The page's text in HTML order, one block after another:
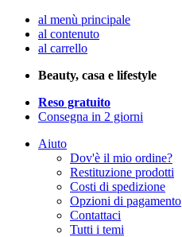
al menù principale
al contenuto
al carrello
Beauty, casa e lifestyle
Reso gratuito
Consegna in 2 giorni
Aiuto
Dov'è il mio ordine?
Restituzione prodotti
Costi di spedizione
Opzioni di pagamento
Contattaci
Tutti i temi